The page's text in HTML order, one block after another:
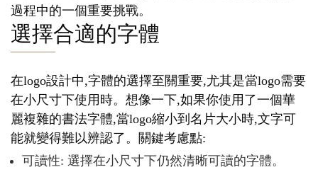
過程中的一個重要挑戰。
選擇合適的字體
在logo設計中,字體的選擇至關重要,尤其是當logo需要
在小尺寸下使用時。想像一下,如果你使用了一個華
麗複雜的書法字體,當logo縮小到名片大小時,文字可
能就變得難以辨認了。關鍵考慮點:
可讀性: 選擇在小尺寸下仍然清晰可讀的字體。